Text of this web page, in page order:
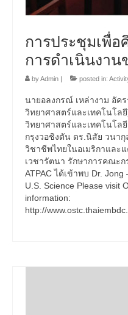
การประชุมเพื่
การดำเนินงาน
byAdmin posted in:
นายอลงกรณ์ เหล่างาม อัค
วิทยาศาสตร์และเทคโนโล
วิทยาศาสตร์และเทคโนโล
กรุงวอชิงตัน ดร.นิสัย วนา
วิชาชีพไทยในอเมริกาและ
เวชารัตนา รักษาการคณะ
ATPAC ได้เข้าพบ Dr. Jong
U.S. Science Please visit
information:
http://